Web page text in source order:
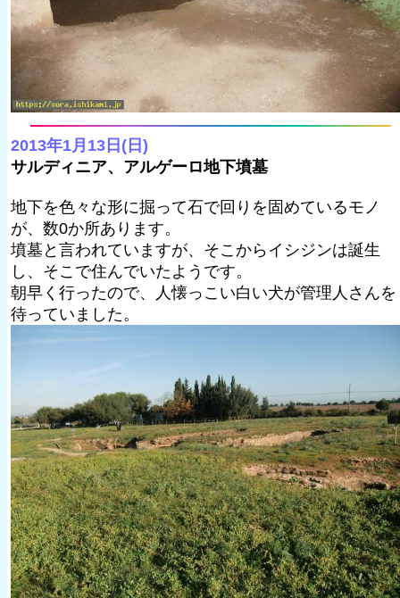
2013年1月13日(日)
サルディニア、アルゲーロ地下墳墓
地下を色々な形に掘って石で回りを固めているモノ
が、数0か所あります。
墳墓と言われていますが、そこからイシジンは誕生
し、そこで住んでいたようです。
朝早く行ったので、人懐っこい白い犬が管理人さんを
待っていました。